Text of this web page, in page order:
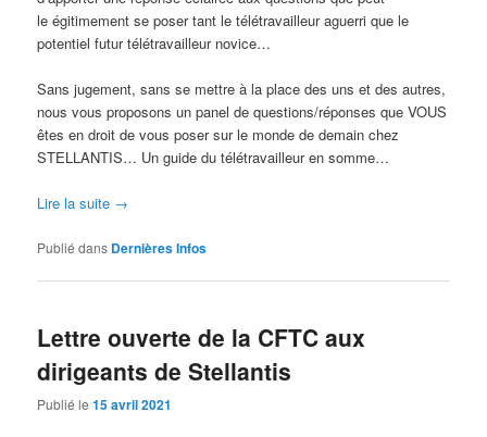
le égitimement se poser tant le télétravailleur aguerri que le
potentiel futur télétravailleur novice…
Sans jugement, sans se mettre à la place des uns et des autres,
nous vous proposons un panel de questions/réponses que VOUS
êtes en droit de vous poser sur le monde de demain chez
STELLANTIS… Un guide du télétravailleur en somme…
Lire la suite →
Publié dans Dernières Infos
Lettre ouverte de la CFTC aux
dirigeants de Stellantis
Publié le15 avril 2021